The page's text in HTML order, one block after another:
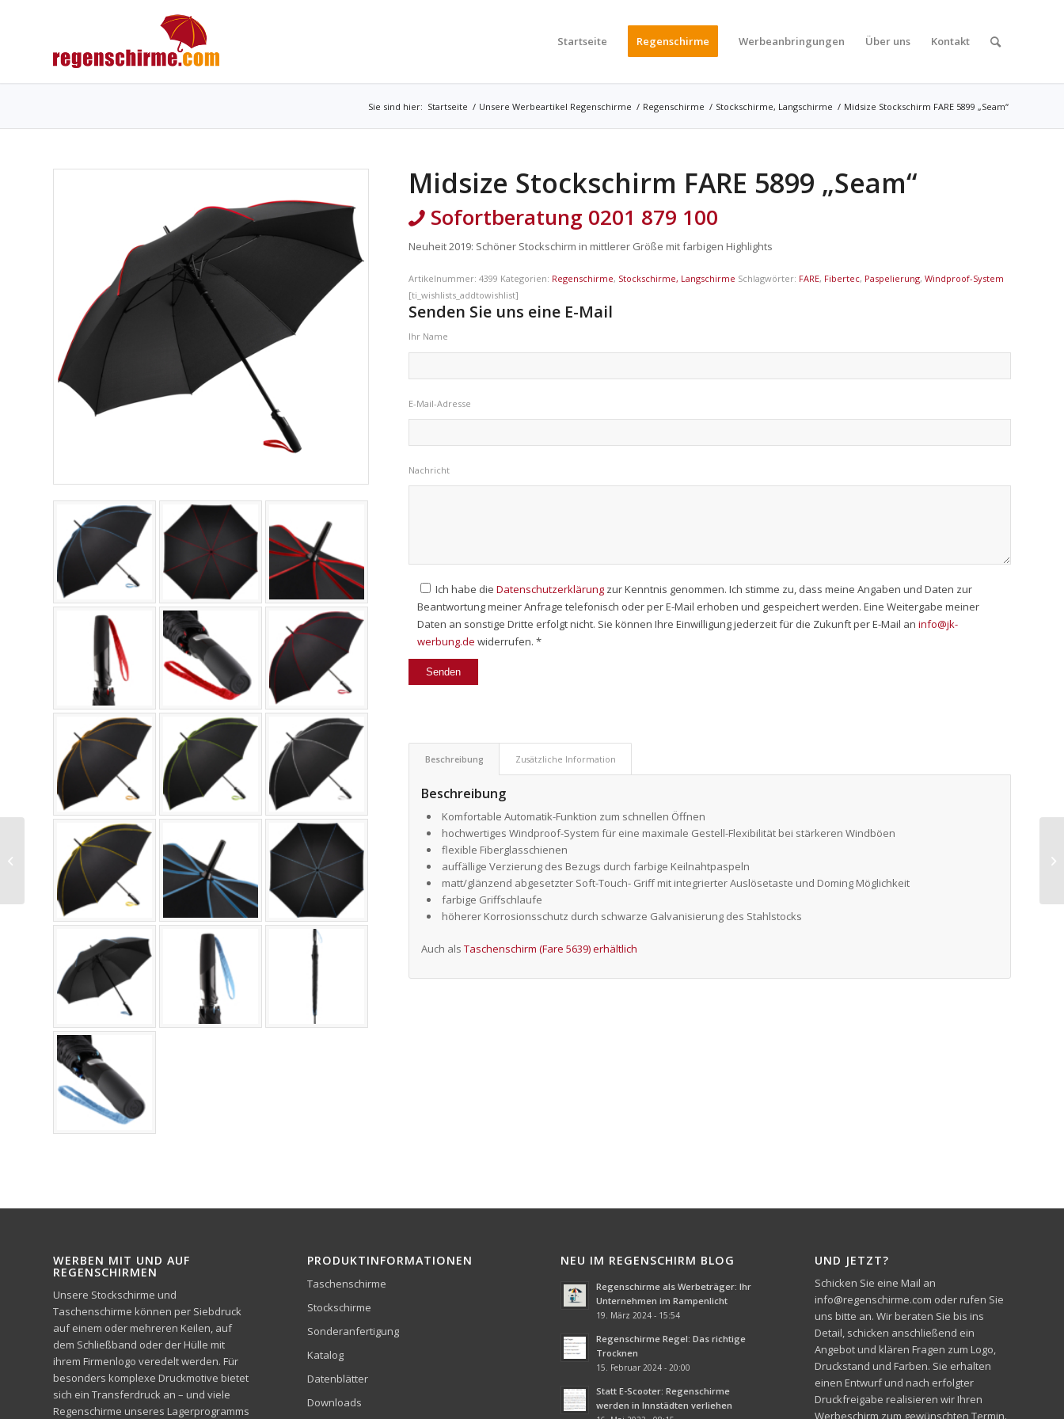
Startseite Regenschirme Werbeanbringungen Über uns Kontakt
Sie sind hier: Startseite / Unsere Werbeartikel Regenschirme / Regenschirme / Stockschirme, Langschirme / Midsize Stockschirm FARE 5899 „Seam“
Midsize Stockschirm FARE 5899 „Seam“
Sofortberatung 0201 879 100
Neuheit 2019: Schöner Stockschirm in mittlerer Größe mit farbigen Highlights
Artikelnummer:4399 Kategorien: Regenschirme, Stockschirme, Langschirme Schlagwörter: FARE, Fibertec, Paspelierung,Windproof-System
[ti_wishlists_addtowishlist]
Senden Sie uns eine E-Mail
Ihr Name
E-Mail-Adresse
Nachricht
Ich habe dieDatenschutzerklärung zur Kenntnis genommen. Ich stimme zu, dass meine Angaben und Daten zur
Beantwortung meiner Anfrage telefonisch oder per E-Mail erhoben und gespeichert werden. Eine Weitergabe meiner
Daten an sonstige Dritte erfolgt nicht. Sie können Ihre Einwilligung jederzeit für die Zukunft per E-Mail aninfo@jk-
werbung.de widerrufen. *
Beschreibung Zusätzliche Information
Beschreibung
Komfortable Automatik-Funktion zum schnellen Öffnen
hochwertiges Windproof-System für eine maximale Gestell-Flexibilität bei stärkeren Windböen
flexible Fiberglasschienen
auffällige Verzierung des Bezugs durch farbige Keilnahtpaspeln
matt/glänzend abgesetzter Soft-Touch- Griff mit integrierter Auslösetaste und Doming Möglichkeit
farbige Griffschlaufe
höherer Korrosionsschutz durch schwarze Galvanisierung des Stahlstocks
Auch alsTaschenschirm (Fare 5639) erhältlich
WERBEN MIT UND AUF
REGENSCHIRMEN
Unsere Stockschirme und
Taschenschirme können per Siebdruck
auf einem oder mehreren Keilen, auf
dem Schließband oder der Hülle mit
ihrem Firmenlogo veredelt werden. Für
besonders komplexe Druckmotive bietet
sich ein Transferdruck an – und viele
Regenschirme unseres Lagerprogramms
PRODUKTINFORMATIONEN
Taschenschirme
Stockschirme
Sonderanfertigung
Katalog
Datenblätter
Downloads
NEU IM REGENSCHIRM BLOG
Regenschirme als Werbeträger: Ihr
Unternehmen im Rampenlicht
19. März 2024 - 15:54
Regenschirme Regel: Das richtige
Trocknen
15. Februar 2024 - 20:00
Statt E-Scooter: Regenschirme
werden in Innstädten verliehen
UND JETZT?
Schicken Sie eine Mail an
info@regenschirme.com oder rufen Sie
uns bitte an. Wir beraten Sie bis ins
Detail, schicken anschließend ein
Angebot und klären Fragen zum Logo,
Druckstand und Farben. Sie erhalten
einen Entwurf und nach erfolgter
Druckfreigabe realisieren wir Ihren
Werbeschirm zum gewünschten Termin.
Taschenschirm FARE
Seam 5639